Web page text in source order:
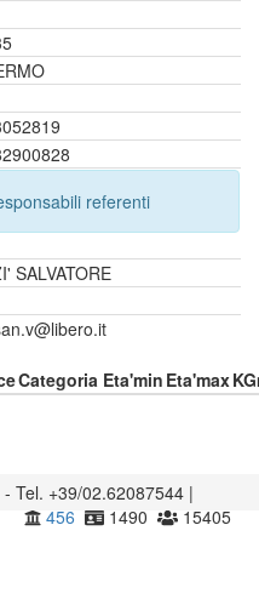
referenti
SALVATORE
Categoria Eta'min Eta'max
Tel. +39/02.62087544 |
15405
1490
456